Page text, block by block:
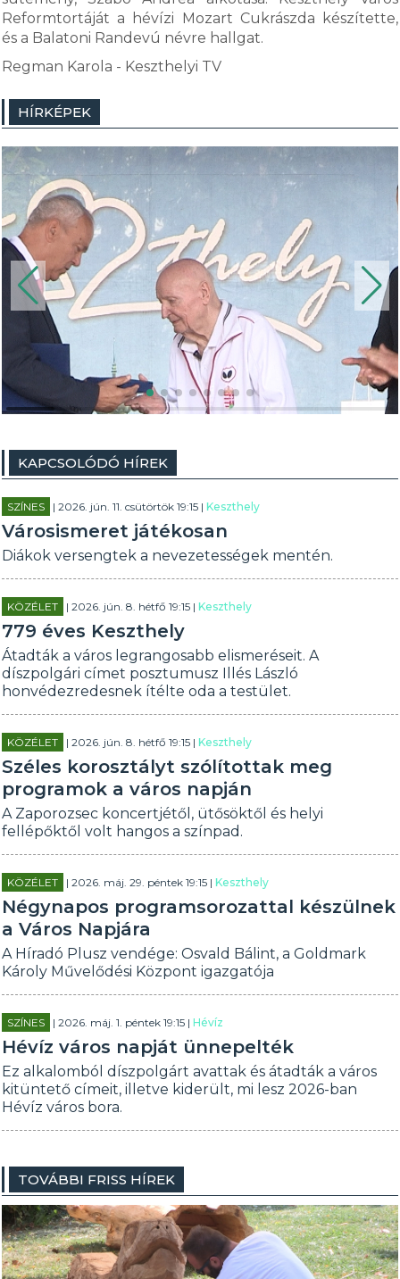
Reformtortáját a hévízi Mozart Cukrászda készítette,
és a Balatoni Randevú névre hallgat.
Regman Karola - Keszthelyi TV
HÍRKÉPEK
KAPCSOLÓDÓ HÍREK
SZÍNES | 2026. jún. 11. csütörtök 19:15 |Keszthely
Városismeret játékosan
Diákok versengtek a nevezetességek mentén.
KÖZÉLET | 2026. jún. 8. hétfő 19:15 |Keszthely
779 éves Keszthely
Átadták a város legrangosabb elismeréseit. A
díszpolgári címet posztumusz Illés László
honvédezredesnek ítélte oda a testület.
KÖZÉLET | 2026. jún. 8. hétfő 19:15 |Keszthely
Széles korosztályt szólítottak meg
programok a város napján
A Zaporozsec koncertjétől, ütősöktől és helyi
fellépőktől volt hangos a színpad.
KÖZÉLET | 2026. máj. 29. péntek 19:15 |Keszthely
Négynapos programsorozattal készülnek
a Város Napjára
A Híradó Plusz vendége: Osvald Bálint, a Goldmark
Károly Művelődési Központ igazgatója
SZÍNES | 2026. máj. 1. péntek 19:15 |Hévíz
Hévíz város napját ünnepelték
Ez alkalomból díszpolgárt avattak és átadták a város
kitüntető címeit, illetve kiderült, mi lesz 2026-ban
Hévíz város bora.
TOVÁBBI FRISS HÍREK